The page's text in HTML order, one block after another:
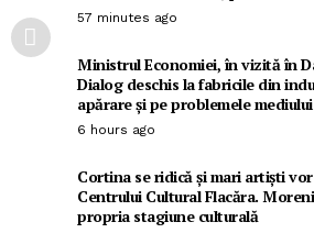
57 minutes ago
Ministrul Economiei, în vizită în
Dialog deschis la fabricile din
apărare și pe problemele
6 hours ago
Cortina se ridică și mari artiști
Centrului Cultural Flacăra.
propria stagiune culturală